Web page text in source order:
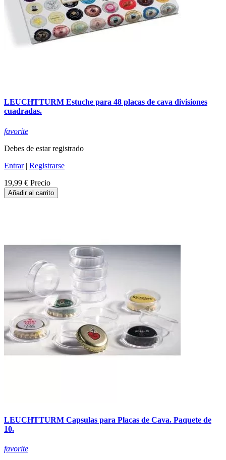
LEUCHTTURM Estuche para 48 placas de cava divisiones
cuadradas.
favorite
Debes de estar registrado
Entrar| Registrarse
19,99 € Precio
Añadir al carrito
LEUCHTTURM Capsulas para Placas de Cava. Paquete de
10.
favorite